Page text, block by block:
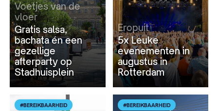
Voetjes van de
vloer
Gratis salsa,
bachata én een
gezellige
afterparty op
Stadhuisplein
Eropuit
5x Leuke
evenementen in
augustus in
Rotterdam
#BEREIKBAARHEID #BEREIKBAARHEID